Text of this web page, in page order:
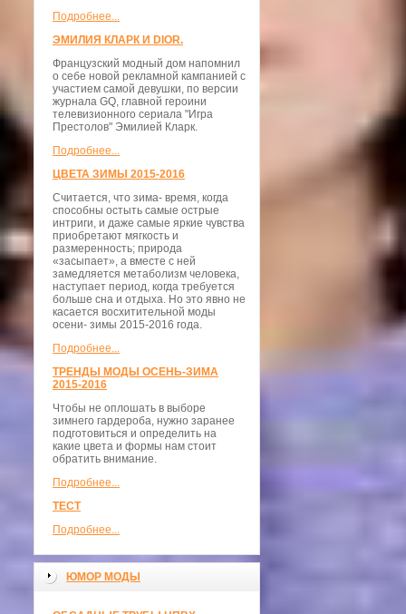
Подробнее...
ЭМИЛИЯ КЛАРК И DIOR.
Французский модный дом напомнил
о себе новой рекламной кампанией с
участием самой девушки, по версии
журнала GQ, главной героини
телевизионного сериала "Игра
Престолов" Эмилией Кларк.
Подробнее...
ЦВЕТА ЗИМЫ 2015-2016
Считается, что зима- время, когда
способны остыть самые острые
интриги, и даже самые яркие чувства
приобретают мягкость и
размеренность; природа
«засыпает», а вместе с ней
замедляется метаболизм человека,
наступает период, когда требуется
больше сна и отдыха. Но это явно не
касается восхитительной моды
осени- зимы 2015-2016 года.
Подробнее...
ТРЕНДЫ МОДЫ ОСЕНЬ-ЗИМА
2015-2016
Чтобы не оплошать в выборе
зимнего гардероба, нужно заранее
подготовиться и определить на
какие цвета и формы нам стоит
обратить внимание.
Подробнее...
ТЕСТ
Подробнее...
ЮМОР МОДЫ